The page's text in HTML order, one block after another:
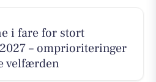
i fare for stort
– omprioriteringer
velfærden